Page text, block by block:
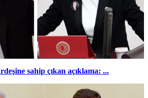
sahip çıkan açıklama: ...